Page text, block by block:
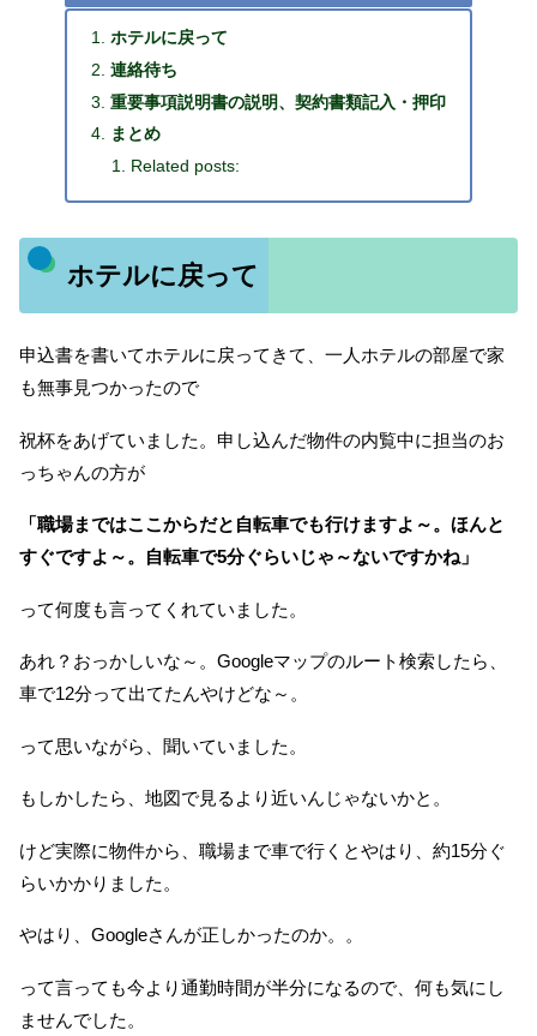
ホテルに戻って
連絡待ち
重要事項説明書の説明、契約書類記入・押印
まとめ
Related posts:
ホテルに戻って
申込書を書いてホテルに戻ってきて、一人ホテルの部屋で家
も無事見つかったので
祝杯をあげていました。申し込んだ物件の内覧中に担当のお
っちゃんの方が
「職場まではここからだと自転車でも行けますよ～。ほんと
すぐですよ～。自転車で5分ぐらいじゃ～ないですかね」
って何度も言ってくれていました。
あれ？おっかしいな～。Googleマップのルート検索したら、
車で12分って出てたんやけどな～。
って思いながら、聞いていました。
もしかしたら、地図で見るより近いんじゃないかと。
けど実際に物件から、職場まで車で行くとやはり、約15分ぐ
らいかかりました。
やはり、Googleさんが正しかったのか。。
って言っても今より通勤時間が半分になるので、何も気にし
ませんでした。